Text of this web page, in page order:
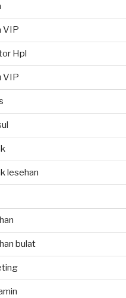
VIP
Hpl
VIP
lesehan
bulat